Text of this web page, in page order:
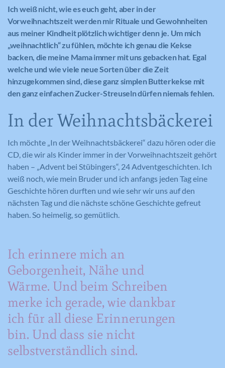
Ich weiß nicht, wie es euch geht, aber in der
Vorweihnachtszeit werden mir Rituale und Gewohnheiten
aus meiner Kindheit plötzlich wichtiger denn je. Um mich
„weihnachtlich“ zu fühlen, möchte ich genau die Kekse
backen, die meine Mama immer mit uns gebacken hat. Egal
welche und wie viele neue Sorten über die Zeit
hinzugekommen sind, diese ganz simplen Butterkekse mit
den ganz einfachen Zucker-Streuseln dürfen niemals fehlen.
In der Weihnachtsbäckerei
Ich möchte „In der Weihnachtsbäckerei“ dazu hören oder die
CD, die wir als Kinder immer in der Vorweihnachtszeit gehört
haben – „Advent bei Stübingers“, 24 Adventgeschichten. Ich
weiß noch, wie mein Bruder und ich anfangs jeden Tag eine
Geschichte hören durften und wie sehr wir uns auf den
nächsten Tag und die nächste schöne Geschichte gefreut
haben. So heimelig, so gemütlich.
Ich erinnere mich an
Geborgenheit, Nähe und
Wärme. Und beim Schreiben
merke ich gerade, wie dankbar
ich für all diese Erinnerungen
bin. Und dass sie nicht
selbstverständlich sind.